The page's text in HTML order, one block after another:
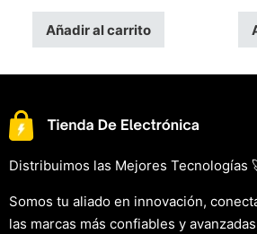
Añadir al carrito
Distribuimos las Mejores Tecnologías
Somos tu aliado en innovación,
las marcas más confiables y